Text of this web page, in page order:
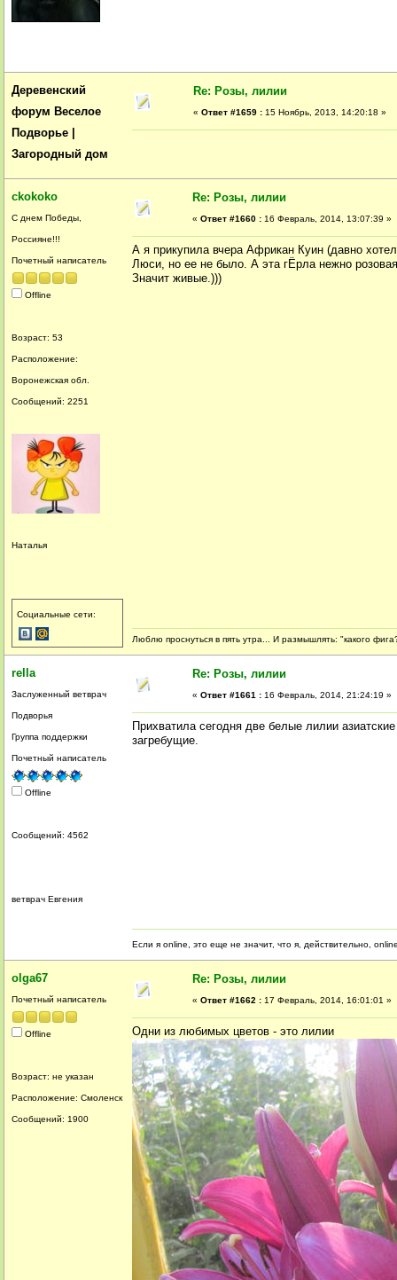
Деревенский
форум Веселое
Подворье |
Загородный дом
Re: Розы, лилии
« Ответ #1659 : 15 Ноябрь, 2013, 14:20:18 »
ckokoko
С днем Победы,
Россияне!!!
Почетный написатель
Offline
Возраст: 53
Расположение:
Воронежская обл.
Сообщений: 2251
Наталья
Социальные сети:
Re: Розы, лилии
« Ответ #1660 : 16 Февраль, 2014, 13:07:39 »
А я прикупила вчера Африкан Куин (давно
Люси, но ее не было. А эта гЁрла нежно
Значит живые.)))
Люблю проснуться в пять утра... И размышлять: "какого
rella
Заслуженный ветврач
Подворья
Группа поддержки
Почетный написатель
Offline
Сообщений: 4562
ветврач Евгения
Re: Розы, лилии
« Ответ #1661 : 16 Февраль, 2014, 21:24:19 »
Прихватила сегодня две белые лилии
загребущие.
Если я online, это еще не значит, что я, действительно,
olga67
Почетный написатель
Offline
Возраст: не указан
Расположение: Смоленск
Сообщений: 1900
Re: Розы, лилии
« Ответ #1662 : 17 Февраль, 2014, 16:01:01 »
Одни из любимых цветов - это лилии